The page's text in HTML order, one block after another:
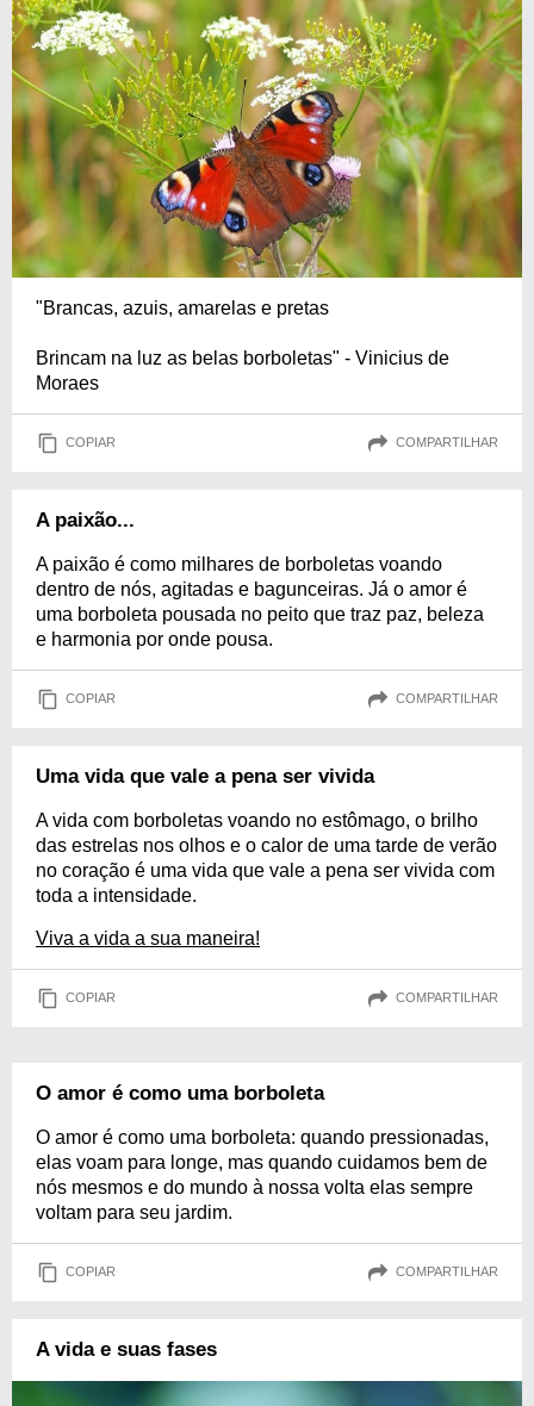
"Brancas, azuis, amarelas e pretas
Brincam na luz as belas borboletas" - Vinicius de
Moraes
COPIAR COMPARTILHAR
A paixão...
A paixão é como milhares de borboletas voando
dentro de nós, agitadas e bagunceiras. Já o amor é
uma borboleta pousada no peito que traz paz, beleza
e harmonia por onde pousa.
COPIAR COMPARTILHAR
Uma vida que vale a pena ser vivida
A vida com borboletas voando no estômago, o brilho
das estrelas nos olhos e o calor de uma tarde de verão
no coração é uma vida que vale a pena ser vivida com
toda a intensidade.
Viva a vida a sua maneira!
COPIAR COMPARTILHAR
O amor é como uma borboleta
O amor é como uma borboleta: quando pressionadas,
elas voam para longe, mas quando cuidamos bem de
nós mesmos e do mundo à nossa volta elas sempre
voltam para seu jardim.
COPIAR COMPARTILHAR
A vida e suas fases